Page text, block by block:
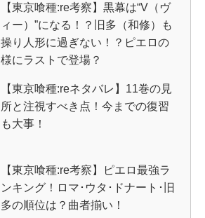
【東京喰種:re考察】黒幕は“V（ヴ
ィー）”になる！？旧多（和修）も
操り人形に過ぎない！？ピエロの
様にラストで登場？
【東京喰種:reネタバレ】11巻の見
所と注視すべき点！今までの復習
も大事！
【東京喰種:re考察】ピエロ最強ラ
ンキング！ロマ･ウタ･ドナート･旧
多の順位は？曲者揃い！